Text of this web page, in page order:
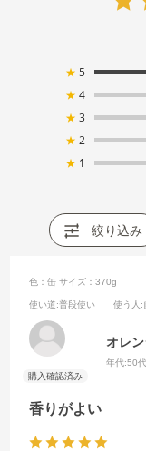
★ 5
★ 4
★ 3
★ 2
★ 1
絞り込み
香りがよい
色：缶 サイズ：370g
使い道:普段使い 使う人 :
オレ
年代:50代